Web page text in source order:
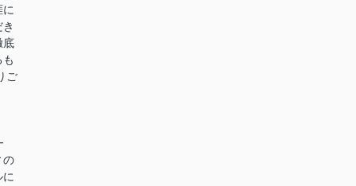
底
ご
の